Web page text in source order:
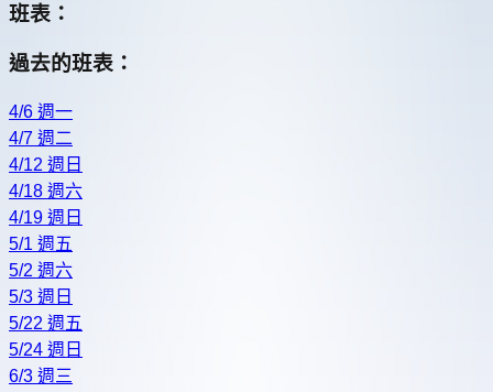
班表：
過去的班表：
4/6 週一
4/7 週二
4/12 週日
4/18 週六
4/19 週日
5/1 週五
5/2 週六
5/3 週日
5/22 週五
5/24 週日
6/3 週三